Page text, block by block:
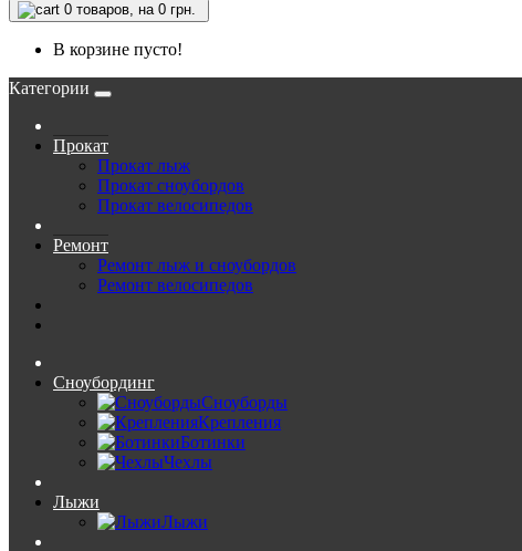
0 товаров, на 0 грн.
В корзине пусто!
Категории
Прокат
Прокат лыж
Прокат сноубордов
Прокат велосипедов
Ремонт
Ремонт лыж и сноубордов
Ремонт велосипедов
Сноубординг
Сноуборды
Крепления
Ботинки
Чехлы
Лыжи
Лыжи